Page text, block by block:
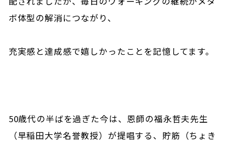
ボ体型の解消につながり、
充実感と達成感で嬉しかったことを記憶してます。
50歳代の半ばを過ぎた今は、恩師の福永哲夫先生
（早稲田大学名誉教授）が提唱する、貯筋（ちょき